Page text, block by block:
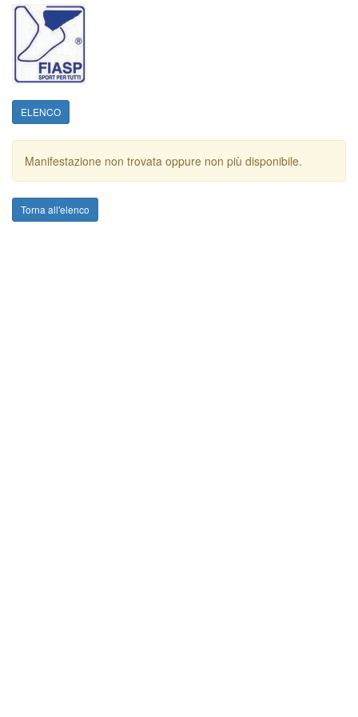
ELENCO
Manifestazione non trovata oppure non più disponibile.
Torna all'elenco